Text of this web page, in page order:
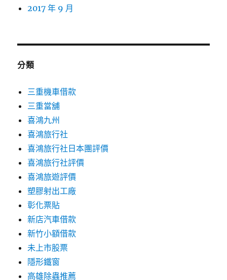
2017 年 9 月
分類
三重機車借款
三重當舖
喜鴻九州
喜鴻旅行社
喜鴻旅行社日本團評價
喜鴻旅行社評價
喜鴻旅遊評價
塑膠射出工廠
彰化票貼
新店汽車借款
新竹小額借款
未上市股票
隱形鐵窗
高雄除蟲推薦